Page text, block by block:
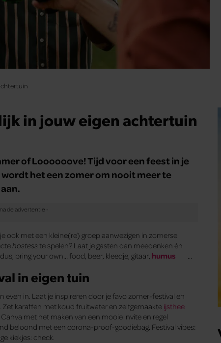
in jouw eigen achtertuin
of Loooooove! Tijd voor een feest in je
het een zomer om nooit meer te
ook met een kleine(re) groep aanwezigen in zomerse
hostess te spelen? Laat je gasten dan meedenken én
bring your own… food, beer, kleedje, gitaar, humus
in eigen tuin
in. Laat je inspireren door je favo zomer-festival en
Zet karaffen met koud fruitwater en zelfgemaakte ijsthee
met het maken van een mooie invite en regel
beloond met een corona-proof-goodiebag. Festival vibes:
kiekjes: check.